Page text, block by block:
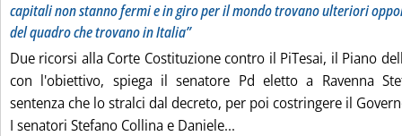
capitali non stanno fermi e in giro per il mondo trovano ulteriori
del quadro che trovano in Italia”
Due ricorsi alla Corte Costituzione contro il PiTesai, il Piano
con l'obiettivo, spiega il senatore Pd eletto a Ravenna
sentenza che lo stralci dal decreto, per poi costringere il
I senatori Stefano Collina e Daniele...